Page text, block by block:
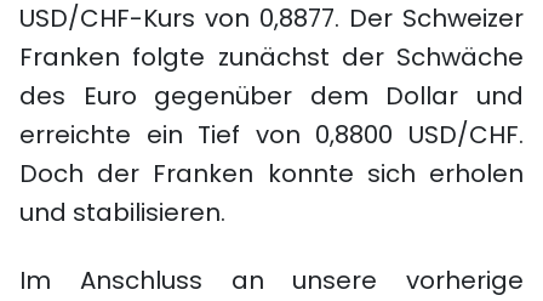
USD/CHF-Kurs von 0,8877. Der Schweizer
Franken folgte zunächst der Schwäche
des Euro gegenüber dem Dollar und
erreichte ein Tief von 0,8800 USD/CHF.
Doch der Franken konnte sich erholen
und stabilisieren.
Im Anschluss an unsere vorherige